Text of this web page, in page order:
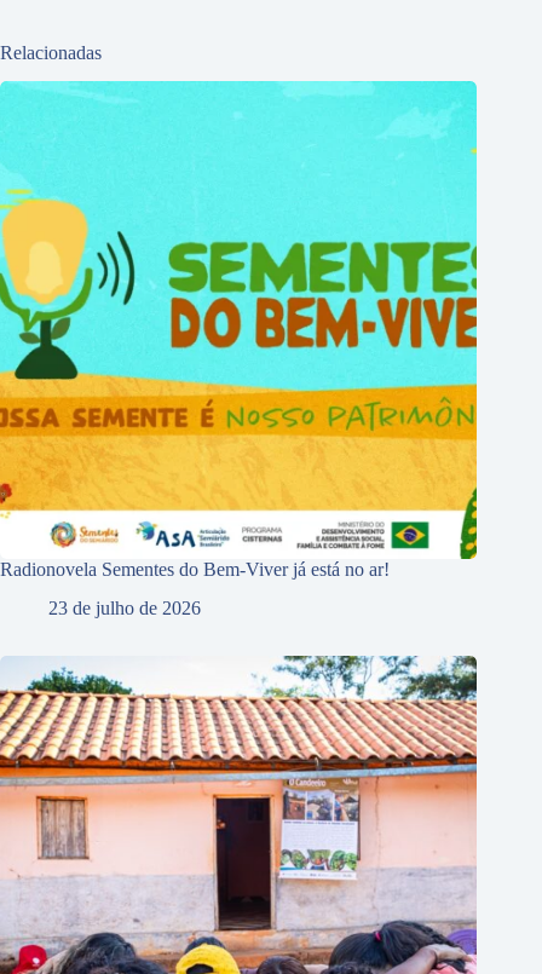
Relacionadas
Radionovela Sementes do Bem-Viver já está no ar!
23 de julho de 2026